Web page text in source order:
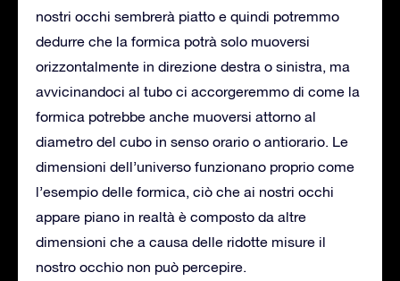
nostri occhi sembrerà piatto e quindi potremmo
dedurre che la formica potrà solo muoversi
orizzontalmente in direzione destra o sinistra, ma
avvicinandoci al tubo ci accorgeremmo di come la
formica potrebbe anche muoversi attorno al
diametro del cubo in senso orario o antiorario. Le
dimensioni dell’universo funzionano proprio come
l’esempio delle formica, ciò che ai nostri occhi
appare piano in realtà è composto da altre
dimensioni che a causa delle ridotte misure il
nostro occhio non può percepire.